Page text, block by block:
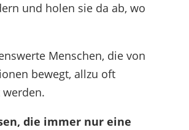
und holen sie da ab, wo
Menschen, die von
bewegt, allzu oft
die immer nur eine